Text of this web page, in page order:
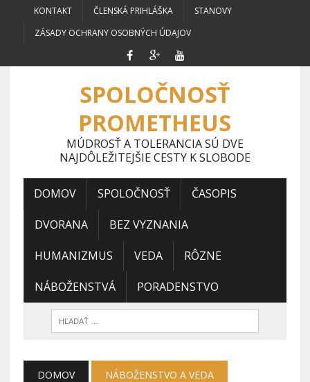
KONTAKT ČLENSKÁ PRIHLÁŠKA
STANOVY
ZÁSADY OCHRANY OSOBNÝCH ÚDAJOV
SPOLOČNOSŤ
PROMETHEUS
MÚDROSŤ A TOLERANCIA SÚ DVE
NAJDÔLEŽITEJŠIE CESTY K SLOBODE
DOMOV SPOLOČNOSŤ ČASOPIS
DVORANA BEZ VYZNANIA
HUMANIZMUS VEDA RÔZNE
NÁBOŽENSTVÁ PORADENSTVO
DOMOV NÁBOŽENSTVO A VEDA